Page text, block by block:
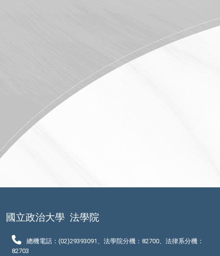
國立政治大學 法學院
總機電話：(02)29393091、法學院分機：82700、法律系分機：
82703